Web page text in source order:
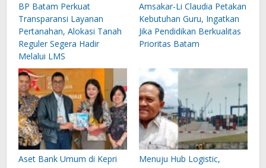
BP Batam Perkuat
Transparansi Layanan
Pertanahan, Alokasi Tanah
Reguler Segera Hadir
Melalui LMS
Amsakar-Li Claudia Petakan
Kebutuhan Guru, Ingatkan
Jika Pendidikan Berkualitas
Prioritas Batam
Aset Bank Umum di Kepri
Menuju Hub Logistic,